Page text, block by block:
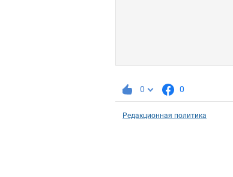
0 0
Редакционная политика